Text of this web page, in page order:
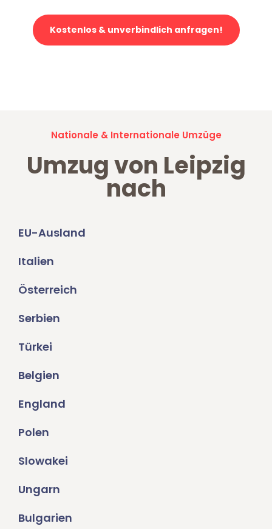
Kostenlos & unverbindlich anfragen!
Nationale & Internationale Umzüge
Umzug von Leipzig
nach
EU-Ausland
Italien
Österreich
Serbien
Türkei
Belgien
England
Polen
Slowakei
Ungarn
Bulgarien